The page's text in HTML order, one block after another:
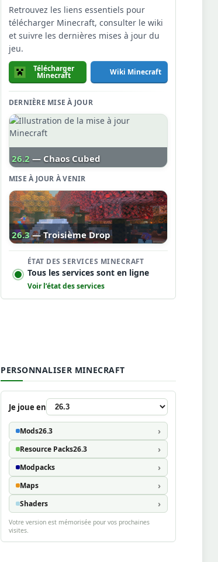
Retrouvez les liens essentiels pour
télécharger Minecraft, consulter le wiki
et suivre les dernières mises à jour du
jeu.
Télécharger
Minecraft Wiki Minecraft
DERNIÈRE MISE À JOUR
26.2 — Chaos Cubed
MISE À JOUR À VENIR
26.3 — Troisième Drop
ÉTAT DES SERVICES MINECRAFT
Tous les services sont en ligne
Voir l’état des services
PERSONNALISER MINECRAFT
Je joue en
Mods26.3
Resource Packs26.3
Modpacks
Maps
Shaders
Votre version est mémorisée pour vos prochaines
visites.